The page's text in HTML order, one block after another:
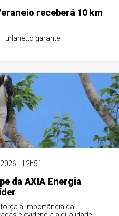
receberá 10 km
garante
- 12h51
da AXIA Energia
a importância da